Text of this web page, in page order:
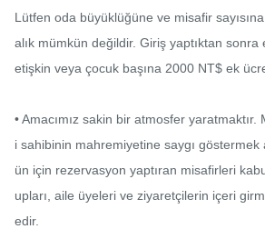
Lütfen oda büyüklüğüne ve misafir
alık mümkün değildir. Giriş yaptıktan
etişkin veya çocuk başına 2000 NT$ ek
• Amacımız sakin bir atmosfer
i sahibinin mahremiyetine saygı göstermek
ün için rezervasyon yaptıran misafirleri
upları, aile üyeleri ve ziyaretçilerin içeri
edir.